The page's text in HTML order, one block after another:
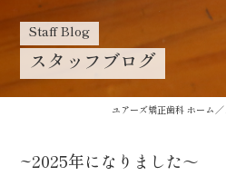
Staff Blog
スタッフブログ
ユアーズ矯正歯科 ホーム
~2025年になりました～